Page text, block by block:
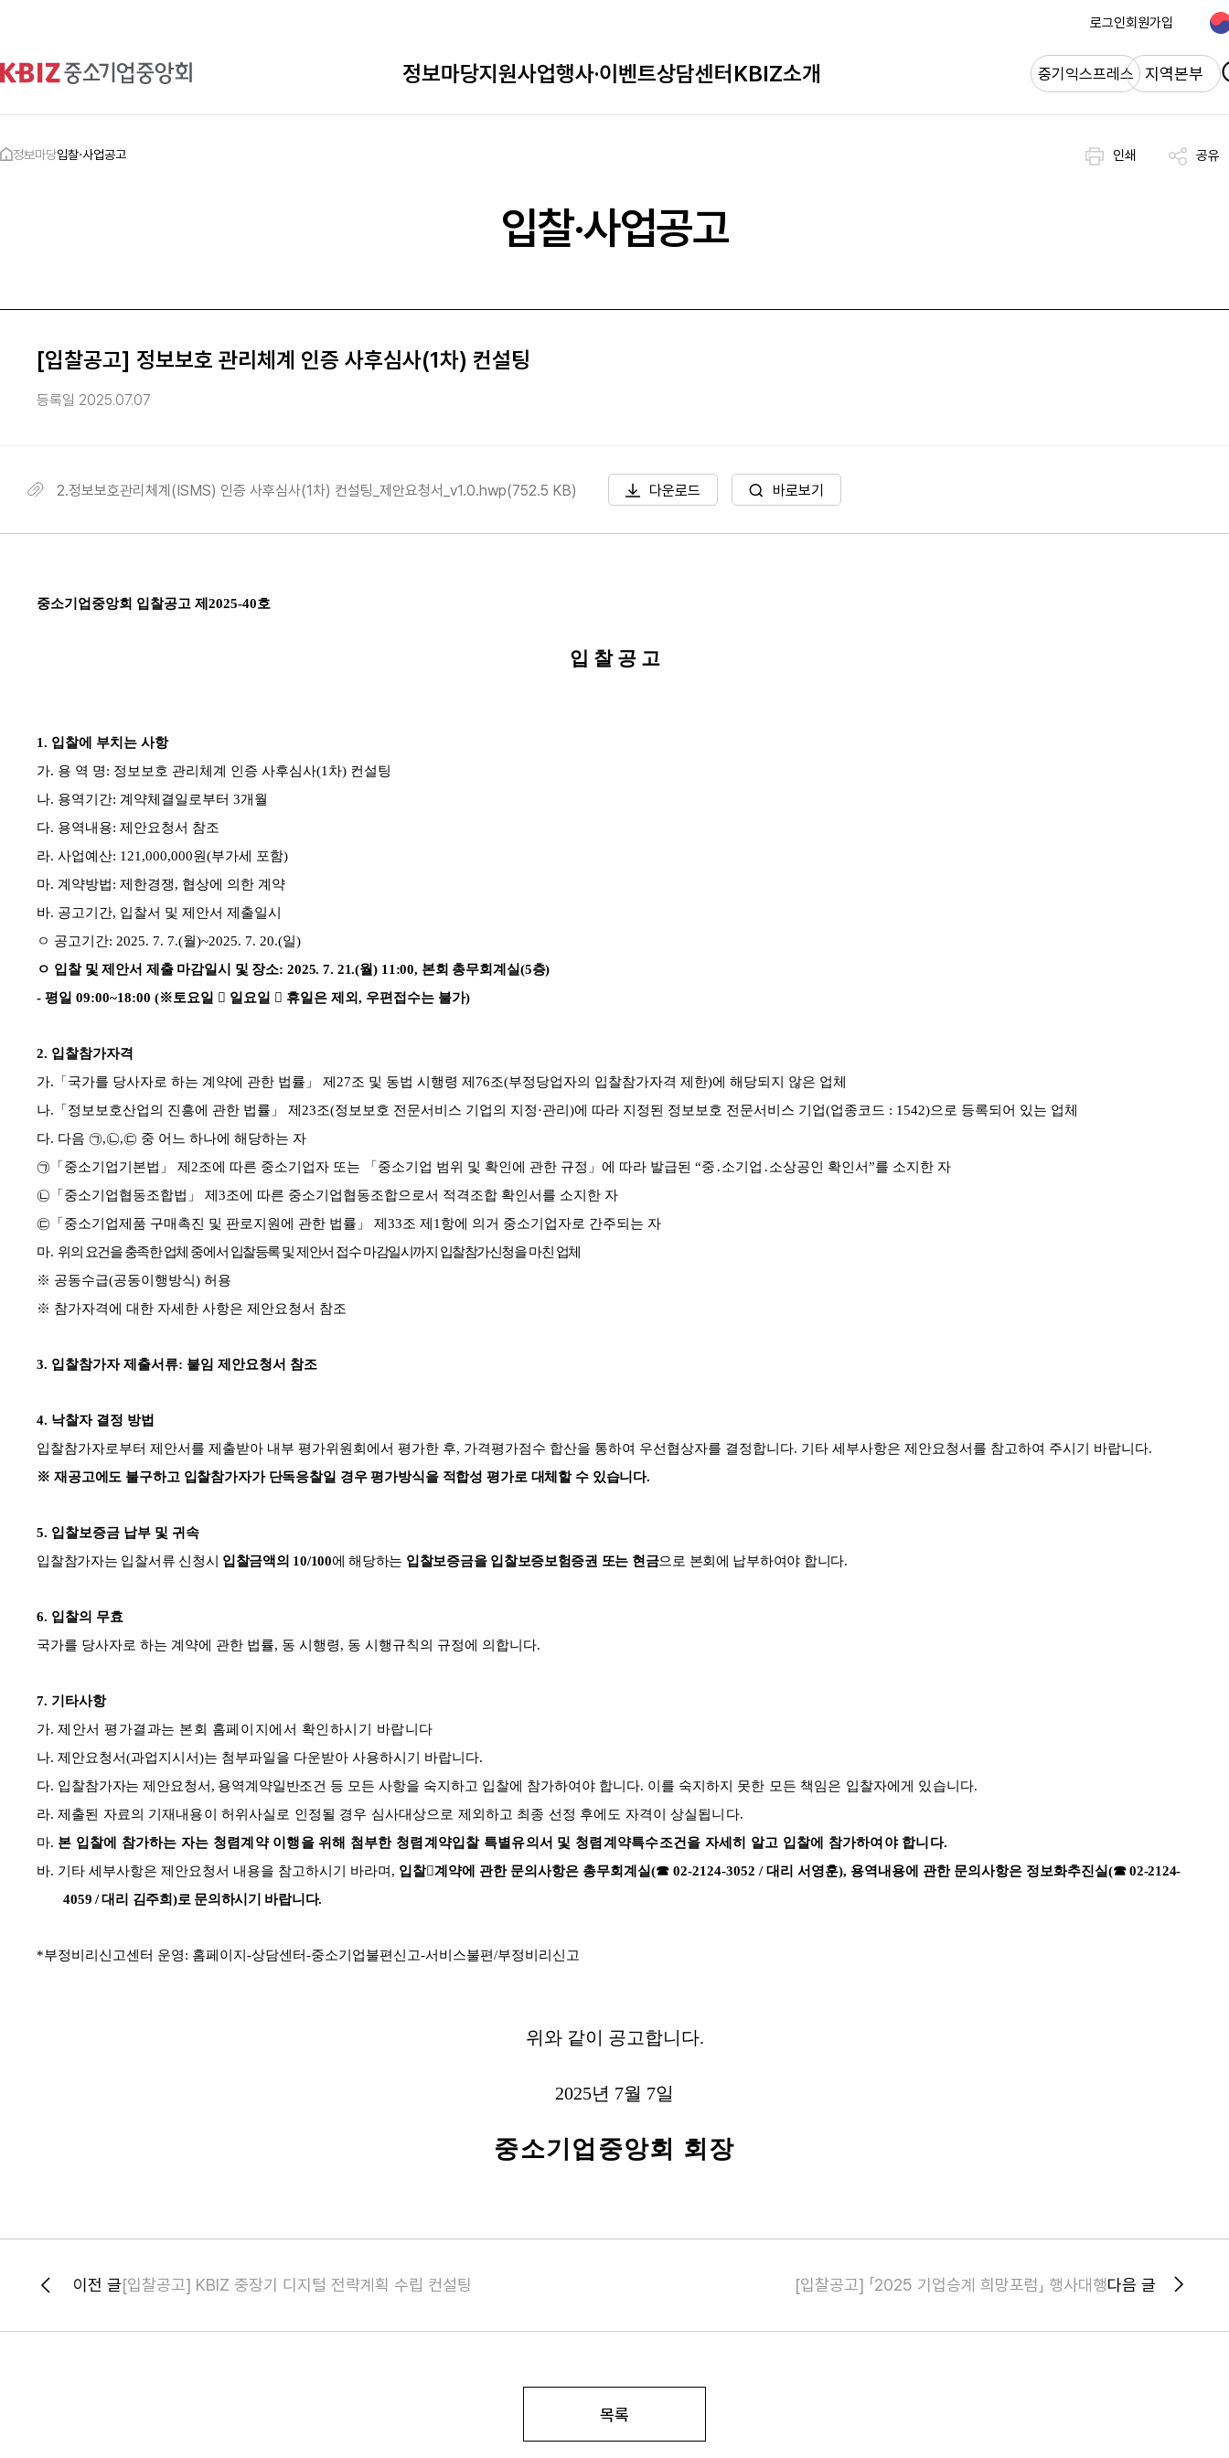
로그인회원가입
정보마당지원사업행사·이벤트상담센터KBIZ소개 중기익스프레스 지역본부
정보마당입찰·사업공고 인쇄 공유
입찰·사업공고
[입찰공고] 정보보호 관리체계 인증 사후심사(1차) 컨설팅
등록일 2025.07.07
2.정보보호관리체계(ISMS) 인증 사후심사(1차) 컨설팅_제안요청서_v1.0.hwp(752.5 KB) 다운로드 바로보기
중소기업중앙회 입찰공고 제 2025-40호
입 찰 공 고
1. 입찰에 부치는 사항
가. 용 역 명: 정보보호 관리체계 인증 사후심사(1 차) 컨설팅
나. 용역기간: 계약체결일로부터 3개월
다. 용역내용: 제안요청서 참조
라. 사업예산: 121,000,000원(부가세 포함)
마. 계약방법: 제한경쟁, 협상에 의한 계약
바. 공고기간, 입찰서 및 제안서 제출일시
ㅇ 공고기간: 2025. 7. 7.(월)~2025. 7. 20.(일)
ㅇ 입찰 및 제안서 제출 마감일시 및 장소: 2025. 7. 21.(월) 11:00, 본회 총무회계실(5층)
- 평일 09:00~18:00 (※토요일  일요일  휴일은 제외, 우편접수는 불가)
2. 입찰참가자격
가. 「 국가를 당사자로 하는 계약에 관한 법률 」 제 27조 및 동법 시행령 제 76조(부정당업자의 입찰참가자격 제한)에 해당되지 않은 업체
나. 「 정보보호산업의 진흥에 관한 법률 」 제 23조(정보보호 전문서비스 기업의 지정·관리 )에 따라 지정된 정보보호 전문서비스 기업(업종코드 : 1542)으로 등록되어 있는 업체
다. 다음 ㉠,㉡,㉢ 중 어느 하나에 해당하는 자
㉠「 중소기업기본법 」 제 2조에 따른 중소기업자 또는 「 중소기업 범위 및 확인에 관한 규정 」 에 따라 발급된 “중․소기업 ․소상공인 확인서”를 소지한 자
㉡「 중소기업협동조합법 」 제 3조에 따른 중소기업협동조합으로서 적격조합 확인서를 소지한 자
㉢「 중소기업제품 구매촉진 및 판로지원에 관한 법률 」 제 33조 제 1 항에 의거 중소기업자로 간주되는 자
마. 위의 요건을 충족한 업체 중에서 입찰등록 및 제안서 접수 마감일시까지 입찰참가신청을 마친 업체
※ 공동수급(공동이행방식) 허용
※ 참가자격에 대한 자세한 사항은 제안요청서 참조
3. 입찰참가자 제출서류: 붙임 제안요청서 참조
4. 낙찰자 결정 방법
입찰참가자로부터 제안서를 제출받아 내부 평가위원회에서 평가한 후, 가격평가점수 합산을 통하여 우선협상자를 결정합니다. 기타 세부사항은 제안요청서를 참고하여 주시기 바랍니다.
※ 재공고에도 불구하고 입찰참가자가 단독응찰일 경우 평가방식을 적합성 평가로 대체할 수 있습니다.
5. 입찰보증금 납부 및 귀속
입찰참가자는 입찰서류 신청시 입찰금액의 10/100에 해당하는 입찰보증금을 입찰보증보험증권 또는 현금으로 본회에 납부하여야 합니다.
6. 입찰의 무효
국가를 당사자로 하는 계약에 관한 법률, 동 시행령, 동 시행규칙의 규정에 의합니다.
7. 기타사항
가. 제안서 평가결과는 본회 홈페이지에서 확인하시기 바랍니다
나. 제안요청서(과업지시서)는 첨부파일을 다운받아 사용하시기 바랍니다.
다. 입찰참가자는 제안요청서 , 용역계약일반조건 등 모든 사항을 숙지하고 입찰에 참가하여야 합니다. 이를 숙지하지 못한 모든 책임은 입찰자에게 있습니다.
라. 제출된 자료의 기재내용이 허위사실로 인정될 경우 심사대상으로 제외하고 최종 선정 후에도 자격이 상실됩니다.
마. 본 입찰에 참가하는 자는 청렴계약 이행을 위해 첨부한 청렴계약입찰 특별유의서 및 청렴계약특수조건을 자세히 알고 입찰에 참가하여야 합니다.
바. 기타 세부사항은 제안요청서 내용을 참고하시기 바라며 , 입찰계약에 관한 문의사항은 총무회계실(☎ 02-2124-3052 /대리 서영훈), 용역내용에 관한 문의사항은 정보화추진실(☎02-2124-
4059 /대리 김주희)로 문의하시기 바랍니다.
*부정비리신고센터 운영: 홈페이지 -상담센터-중소기업불편신고-서비스불편/부정비리신고
위와 같이 공고합니다.
2025년 7월 7일
중소기업중앙회 회장
이전 글[입찰공고] KBIZ 중장기 디지털 전략계획 수립 컨설팅 [입찰공고] 「2025 기업승계 희망포럼」 행사대행다음 글
목록